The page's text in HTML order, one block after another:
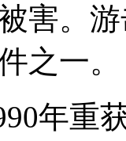
害。
之一。
年重